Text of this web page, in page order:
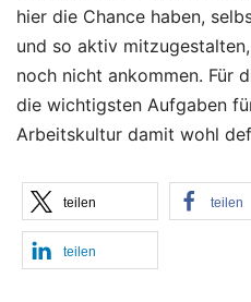
hier die Chance haben,
und so aktiv
noch nicht ankommen. Für
die wichtigsten Aufgaben
Arbeitskultur damit wohl
teilen teilen
teilen